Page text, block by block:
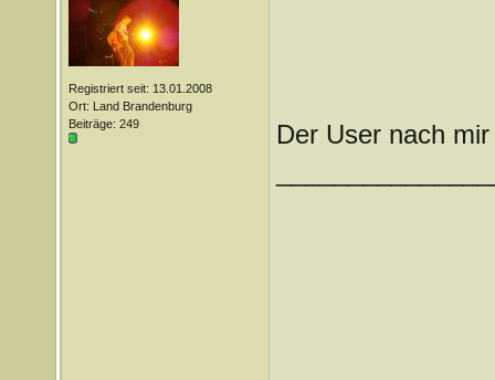
Registriert seit: 13.01.2008
Ort: Land Brandenburg
Beiträge: 249
Der User nach